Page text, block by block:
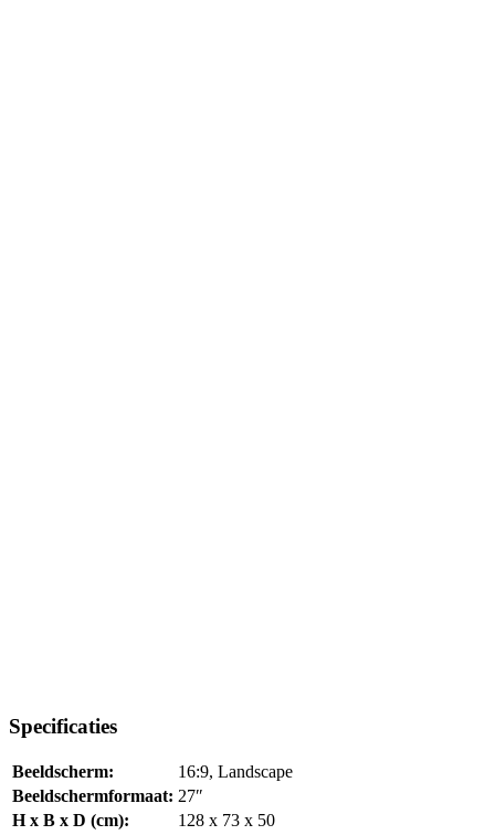
Specificaties
Beeldscherm:
16:9, Landscape
Beeldschermformaat: 27″
H x B x D (cm):
128 x 73 x 50